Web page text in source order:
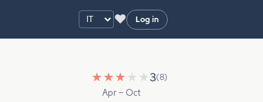
♥ Log in
★ ★ ★ ★ ★3(8)
Apr – Oct